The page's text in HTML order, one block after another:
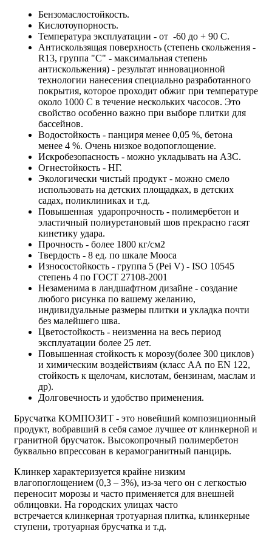
Бензомаслостойкость.
Кислотоупорность.
Температура эксплуатации - от -60 до + 90 С.
Антискользящая поверхность (степень скольжения -
R13, группа "C" - максимальная степень
антискольжения) - результат инновационной
технологии нанесения специально разработанного
покрытия, которое проходит обжиг при температуре
около 1000 С в течение нескольких часосов. Это
свойство особенно важно при выборе плитки для
бассейнов.
Водостойкость - панциря менее 0,05 %, бетона
менее 4 %. Очень низкое водопоглощение.
Искробезопасность - можно укладывать на АЗС.
Огнестойкость - НГ.
Экологически чистый продукт - можно смело
использовать на детских площадках, в детских
садах, поликлиниках и т.д.
Повышенная ударопрочность - полимербетон и
эластичный полиуретановый шов прекрасно гасят
кинетику удара.
Прочность - более 1800 кг/см2
Твердость - 8 ед. по шкале Мооса
Износостойкость - группа 5 (Pei V) - ISO 10545
степень 4 по ГОСТ 27108-2001
Незаменима в ландшафтном дизайне - создание
любого рисунка по вашему желанию,
индивидуальные размеры плитки и укладка почти
без малейшего шва.
Цветостойкость - неизменна на весь период
эксплуатации более 25 лет.
Повышенная стойкость к морозу(более 300 циклов)
и химическим воздействиям (класс АА по EN 122,
стойкость к щелочам, кислотам, бензинам, маслам и
др).
Долговечность и удобство применения.
Брусчатка КОМПОЗИТ - это новейший композиционный
продукт, вобравший в себя самое лучшее от клинкерной и
гранитной брусчаток. Высокопрочный полимербетон
буквально впрессован в керамогранитный панцирь.
Клинкер характеризуется крайне низким
влагопоглощением (0,3 – 3%), из-за чего он с легкостью
переносит морозы и часто применяется для внешней
облицовки. На городских улицах часто
встречается клинкерная тротуарная плитка, клинкерные
ступени, тротуарная брусчатка и т.д.